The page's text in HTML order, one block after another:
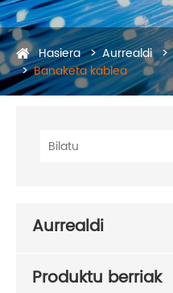
Hasiera Aurrealdi
Banaketa kablea
Aurrealdi
Produktu berriak